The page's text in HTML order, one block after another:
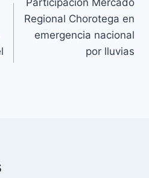
Participación Mercado
Regional Chorotega en
emergencia nacional
por lluvias